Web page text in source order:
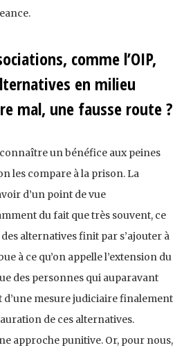
comme l’OIP,
en milieu
mal, une fausse route ?
un bénéfice aux peines
les compare à la prison. La
d’un point de vue
du fait que très souvent, ce
alternatives finit par s’ajouter à
à ce qu’on appelle l’extension du
des personnes qui auparavant
d’une mesure judiciaire finalement
de ces alternatives.
approche punitive. Or, pour nous,